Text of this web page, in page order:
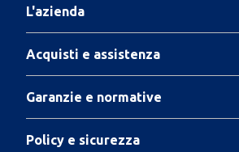
L'azienda
Acquisti e assistenza
Garanzie e normative
Policy e sicurezza